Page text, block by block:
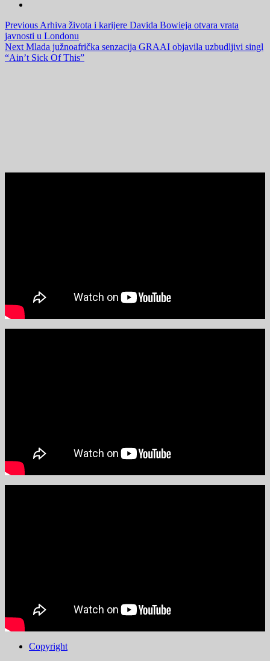
Post
navigation
Previous Arhiva života i karijere Davida Bowieja otvara vrata
javnosti u Londonu
Next Mlada južnoafrička senzacija GRAAI objavila uzbudljivi singl
“Ain’t Sick Of This”
Copyright